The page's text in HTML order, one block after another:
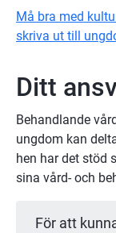
Må bra med
skriva ut till
Ditt
Behandlande
ungdom kan
hen har det stöd
sina vård- och
För att